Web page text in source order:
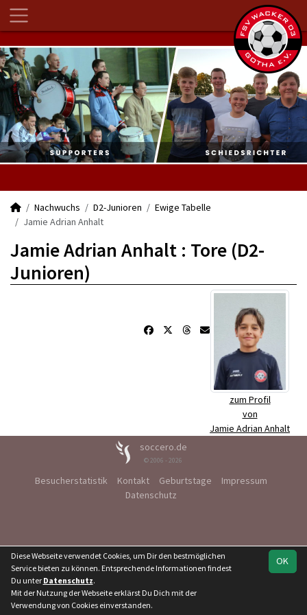
Nachwuchs D2-Junioren
Ewige Tabelle
Jamie Adrian Anhalt
Jamie Adrian Anhalt : Tore (D2-
Junioren)
zum Profil
von
Jamie Adrian Anhalt
soccero.de
© 2006 - 2026
Besucherstatistik Kontakt Geburtstage
Impressum
Datenschutz
OK
Diese Webseite verwendet Cookies, um Dir den bestmöglichen
Service bieten zu können. Entsprechende Informationen findest
Du unter Datenschutz.
Mit der Nutzung der Webseite erklärst Du Dich mit der
Verwendung von Cookies einverstanden.